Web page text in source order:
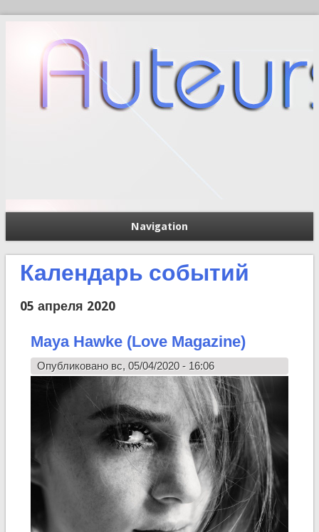
Navigation
Календарь событий
05 апреля 2020
Maya Hawke (Love Magazine)
Опубликовано вс, 05/04/2020 - 16:06
Форма поиска